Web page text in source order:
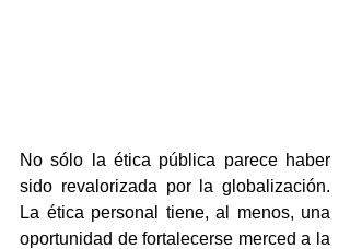
No sólo la ética pública parece haber
sido revalorizada por la globalización.
La ética personal tiene, al menos, una
oportunidad de fortalecerse merced a la